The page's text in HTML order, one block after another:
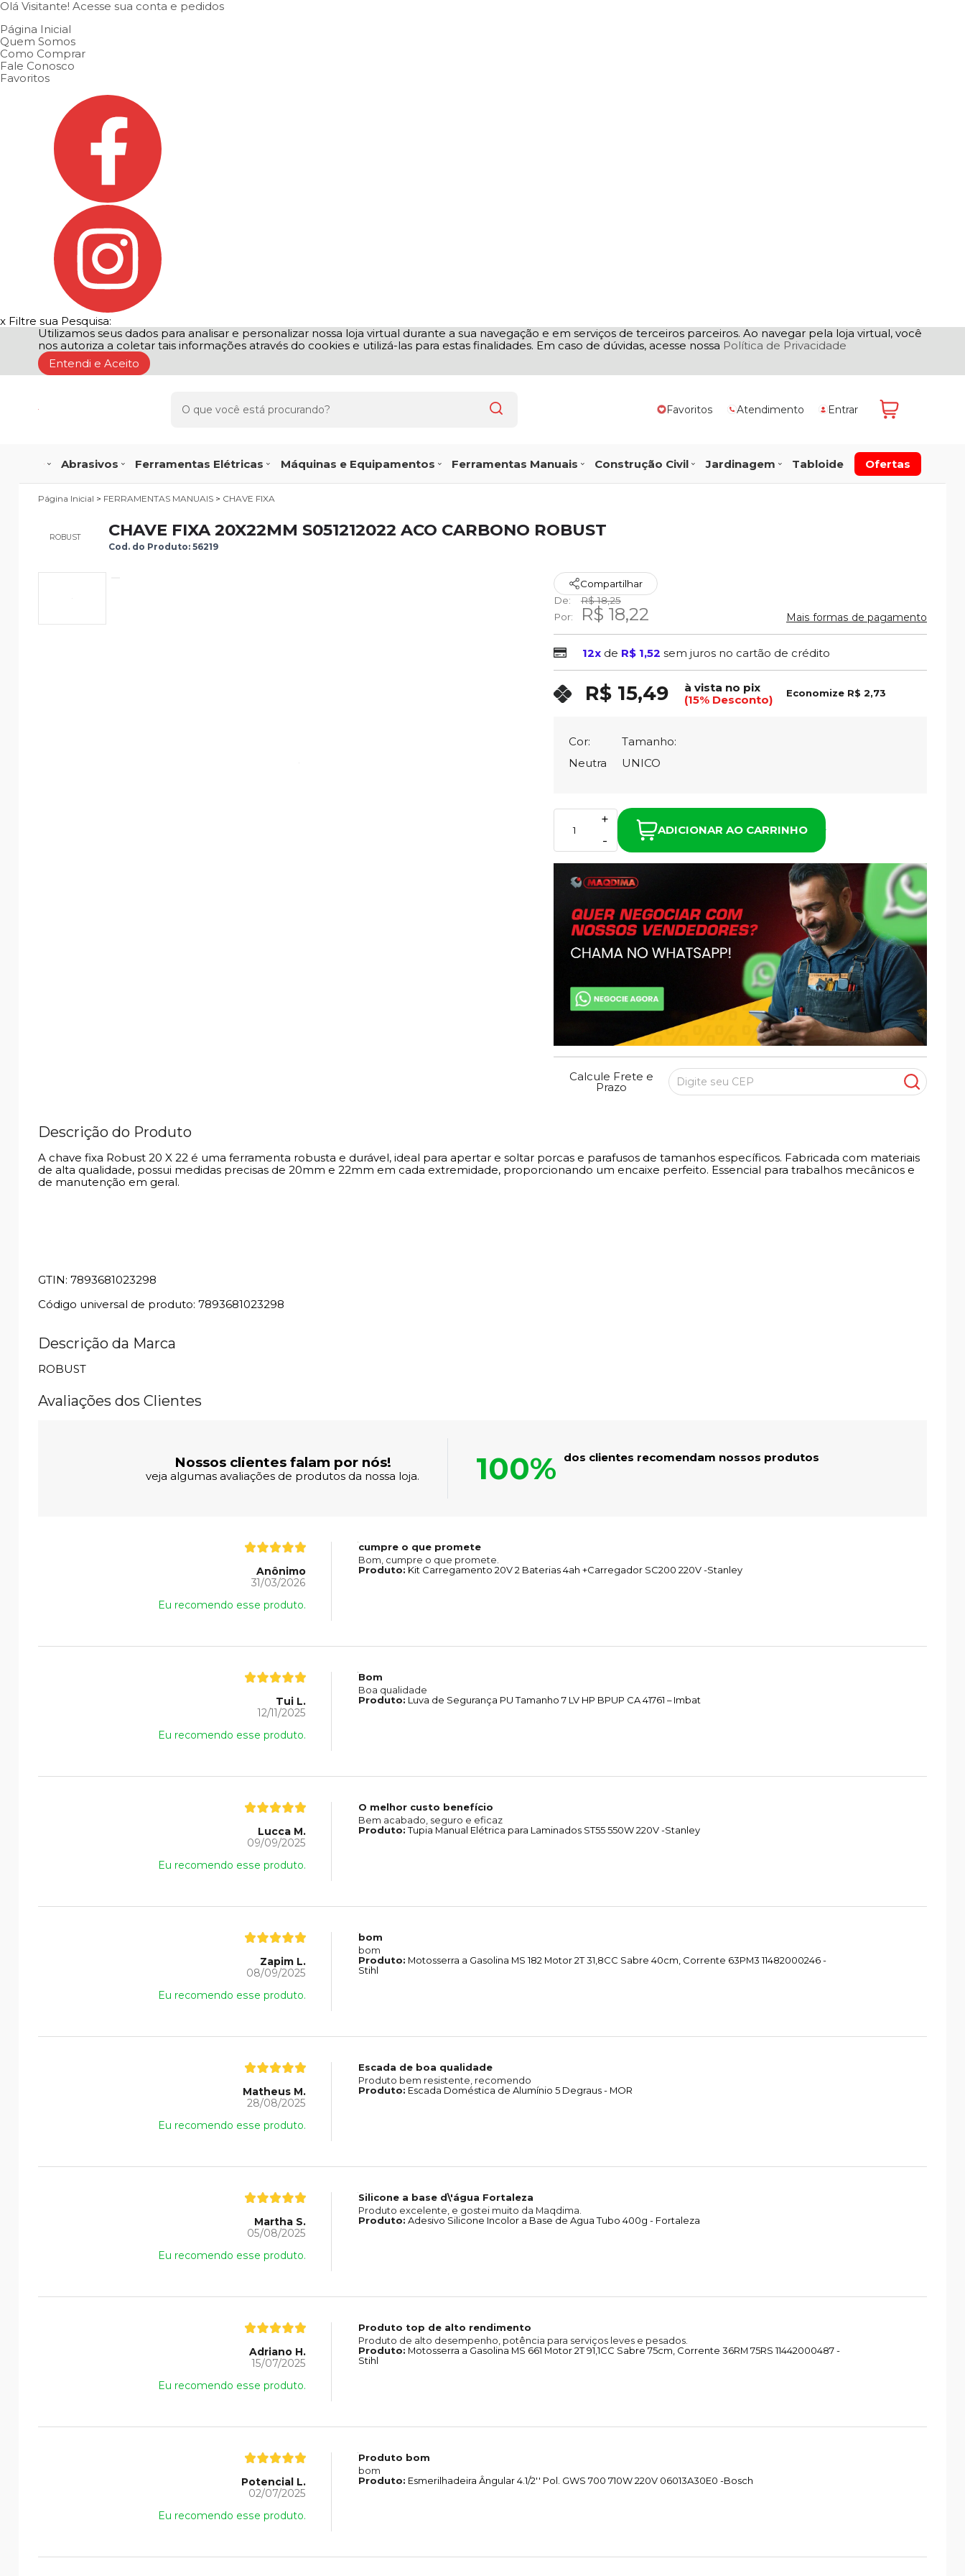
Olá Visitante! Acesse sua conta e pedidos
Página Inicial
Quem Somos
Como Comprar
Fale Conosco
Favoritos
x Filtre sua Pesquisa:
Utilizamos seus dados para analisar e personalizar nossa loja virtual durante a sua navegação e em serviços de terceiros parceiros. Ao navegar pela loja virtual, você
nos autoriza a coletar tais informações através do cookies e utilizá-las para estas finalidades. Em caso de dúvidas, acesse nossa Política de Privacidade
Entendi e Aceito
Favoritos Atendimento Entrar
Abrasivos Ferramentas Elétricas Máquinas e Equipamentos Ferramentas Manuais Construção Civil Jardinagem Tabloide Ofertas
Página Inicial > FERRAMENTAS MANUAIS > CHAVE FIXA
ROBUST CHAVE FIXA 20X22MM S051212022 ACO CARBONO ROBUST
Cod. do Produto: 56219
Compartilhar
De:
R$ 18,25
Por:
R$ 18,22 Mais formas de pagamento
12x de R$ 1,52 sem juros no cartão de crédito
R$ 15,49
à vista no pix
(15% Desconto)
Economize R$ 2,73
Cor:
Neutra
Tamanho:
UNICO
-
+
ADICIONAR AO CARRINHO
Calcule Frete e
Prazo
Descrição do Produto
A chave fixa Robust 20 X 22 é uma ferramenta robusta e durável, ideal para apertar e soltar porcas e parafusos de tamanhos específicos. Fabricada com materiais
de alta qualidade, possui medidas precisas de 20mm e 22mm em cada extremidade, proporcionando um encaixe perfeito. Essencial para trabalhos mecânicos e
de manutenção em geral.
GTIN: 7893681023298
Código universal de produto: 7893681023298
Descrição da Marca
ROBUST
Avaliações dos Clientes
Nossos clientes falam por nós!
veja algumas avaliações de produtos da nossa loja. 100% dos clientes recomendam nossos produtos
Anônimo
31/03/2026
Eu recomendo esse produto.
cumpre o que promete
Bom, cumpre o que promete.
Produto: Kit Carregamento 20V 2 Baterias 4ah +Carregador SC200 220V -Stanley
Tui L.
12/11/2025
Eu recomendo esse produto.
Bom
Boa qualidade
Produto: Luva de Segurança PU Tamanho 7 LV HP BPUP CA 41761 – Imbat
Lucca M.
09/09/2025
Eu recomendo esse produto.
O melhor custo benefício
Bem acabado, seguro e eficaz
Produto:Tupia Manual Elétrica para Laminados ST55 550W 220V -Stanley
Zapim L.
08/09/2025
Eu recomendo esse produto.
bom
bom
Produto: Motosserra a Gasolina MS 182 Motor 2T 31,8CC Sabre 40cm, Corrente 63PM3 11482000246 -
Stihl
Matheus M.
28/08/2025
Eu recomendo esse produto.
Escada de boa qualidade
Produto bem resistente, recomendo
Produto: Escada Doméstica de Alumínio 5 Degraus - MOR
Martha S.
05/08/2025
Eu recomendo esse produto.
Silicone a base d\'água Fortaleza
Produto excelente, e gostei muito da Maqdima.
Produto: Adesivo Silicone Incolor a Base de Agua Tubo 400g - Fortaleza
Adriano H.
15/07/2025
Eu recomendo esse produto.
Produto top de alto rendimento
Produto de alto desempenho, potência para serviços leves e pesados.
Produto: Motosserra a Gasolina MS 661 Motor 2T 91,1CC Sabre 75cm, Corrente 36RM 75RS 11442000487 -
Stihl
Potencial L.
02/07/2025
Eu recomendo esse produto.
Produto bom
bom
Produto: Esmerilhadeira Ângular 4.1/2'' Pol. GWS 700 710W 220V 06013A30E0 -Bosch